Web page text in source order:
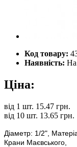
Код товару:
Наявність: На
Ціна:
від 1 шт. 15.47 грн.
від 10 шт. 13.65 грн.
Діаметр: 1/2",
Крани Маєвського,